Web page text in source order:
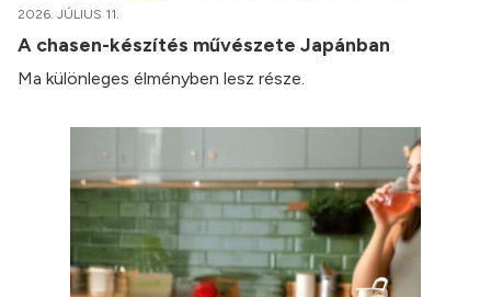
2026. JÚLIUS 11.
A chasen-készítés művészete Japánban
Ma különleges élményben lesz része.